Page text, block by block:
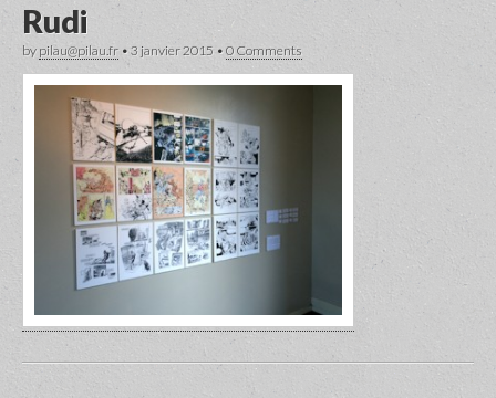
Rudi
by pilau@pilau.fr • 3 janvier 2015 • 0 Comments